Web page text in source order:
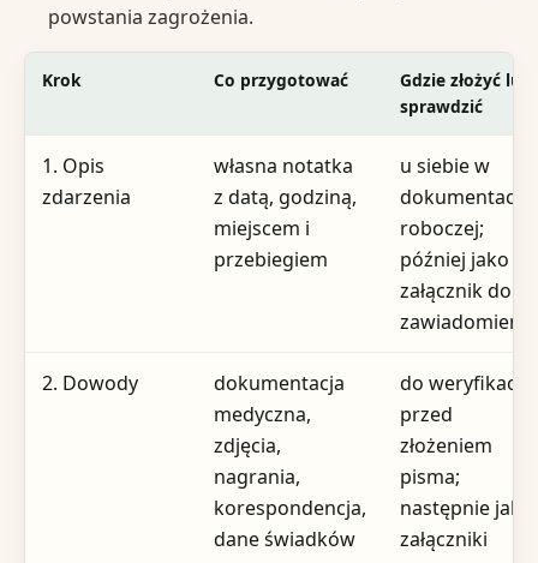
powstania zagrożenia.
Krok Co przygotować
Gdzie złożyć lub
sprawdzić
1. Opis
zdarzenia
własna notatka
z datą, godziną,
miejscem i
przebiegiem
u siebie w
dokumentacji
roboczej;
później jako
załącznik do
zawiadomienia
2. Dowody
dokumentacja
medyczna,
zdjęcia,
nagrania,
korespondencja,
dane świadków
do weryfikacji
przed
złożeniem
pisma;
następnie jako
załączniki